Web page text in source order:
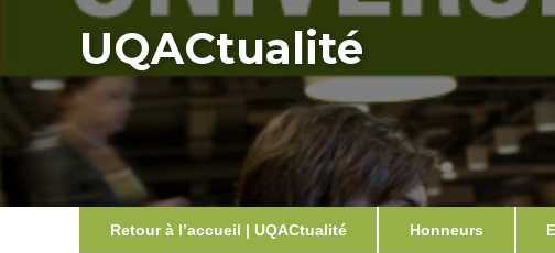
UQACtualité
Retour à l’accueil | UQACtualité Honneurs